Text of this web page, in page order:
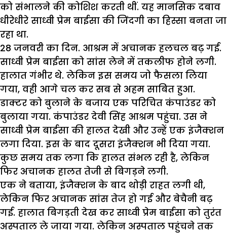
को संभालने की कोशिश करती थीं. यह मानसिक दबाव
धीरेधीरे साध्वी प्रेम बाईसा की जिंदगी का हिस्सा बनता जा
रहा था.
28 जनवरी का दिन. आश्रम में अचानक हलचल बढ़ गई.
साध्वी प्रेम बाईसा को सांस लेने में तकलीफ होने लगी.
हालात गंभीर थे. लेकिन इस समय जो फैसला लिया
गया, वही आगे चल कर सब से अहम साबित हुआ.
डाक्टर को बुलाने के बजाय एक परिचित कंपाउंडर को
बुलाया गया. कंपाउंडर देवी सिंह आश्रम पहुंचा. उस ने
साध्वी प्रेम बाईसा की हालत देखी और उन्हें एक इंजैक्शन
लगा दिया. इस के बाद दूसरा इंजैक्शन भी दिया गया.
कुछ समय तक लगा कि हालत संभल रही है, लेकिन
फिर अचानक हालत तेजी से बिगड़ने लगी.
एक ने बताया, इंजैक्शन के बाद थोड़ी राहत लगी थी,
लेकिन फिर अचानक सांस तेज हो गई और बेचैनी बढ़
गई. हालात बिगड़ती देख कर साध्वी प्रेम बाईसा को तुरंत
अस्पताल ले जाया गया. लेकिन अस्पताल पहुंचने तक